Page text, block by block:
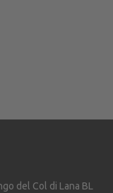
del Col di Lana BL